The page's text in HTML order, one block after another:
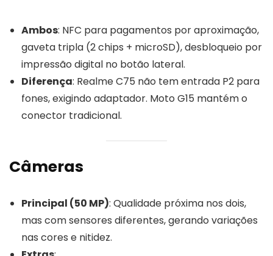
Ambos: NFC para pagamentos por aproximação,
gaveta tripla (2 chips + microSD), desbloqueio por
impressão digital no botão lateral.
Diferença: Realme C75 não tem entrada P2 para
fones, exigindo adaptador. Moto G15 mantém o
conector tradicional.
Câmeras
Principal (50 MP): Qualidade próxima nos dois,
mas com sensores diferentes, gerando variações
nas cores e nitidez.